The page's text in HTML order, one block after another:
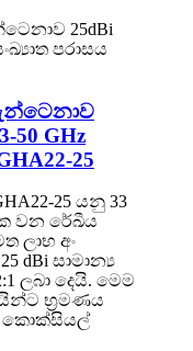
50 GHz
25
25 යනු 33
වන රේඛීය
ලාභ අං
dBi සාමාන්‍ය
ලබා දෙයි. මෙම
භ්‍රමණය
කොක්සියල්